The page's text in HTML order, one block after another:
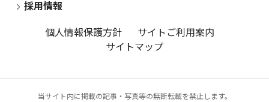
採用情報
個人情報保護方針
サイトご利用案内
サイトマップ
当サイト内に掲載の記事・写真等の無断転載を禁止します。